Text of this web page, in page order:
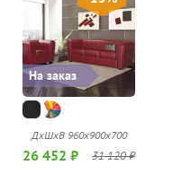
На заказ
ДхШхВ 960х900х700
26 452 ₽ 31 120 ₽